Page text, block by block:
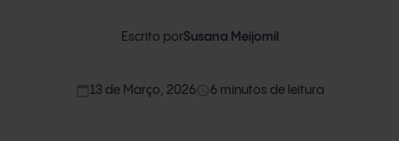
Escrito porSusana Meijomil
access_time 6 minutos de leitura
13 de Março, 2026